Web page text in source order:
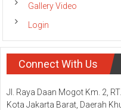
Gallery Video
Login
Connect With Us
Jl. Raya Daan Mogot Km. 2,
Kota Jakarta Barat, Daerah